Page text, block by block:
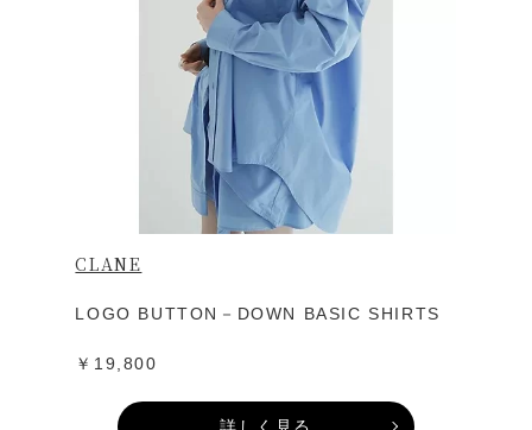
CLANE
LOGO BUTTON－DOWN BASIC SHIRTS
￥19,800
詳しく見る